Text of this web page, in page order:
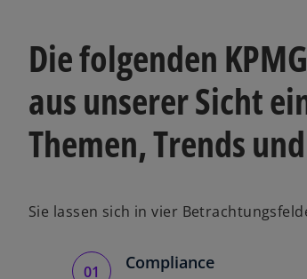
Die folgenden
aus unserer Sicht
Themen, Trends
Sie lassen sich in vier
Compliance